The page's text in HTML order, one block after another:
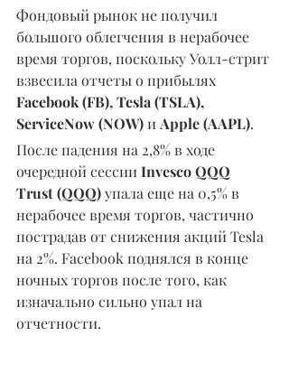
Фондовый рынок не получил
большого облегчения в нерабочее
время торгов, поскольку Уолл-стрит
взвесила отчеты о прибылях
Facebook (FB), Tesla (TSLA),
ServiceNow (NOW) и Apple (AAPL).
После падения на 2,8% в ходе
очередной сессии Invesco QQQ
Trust (QQQ) упала еще на 0,5% в
нерабочее время торгов, частично
пострадав от снижения акций Tesla
на 2%. Facebook поднялся в конце
ночных торгов после того, как
изначально сильно упал на
отчетности.